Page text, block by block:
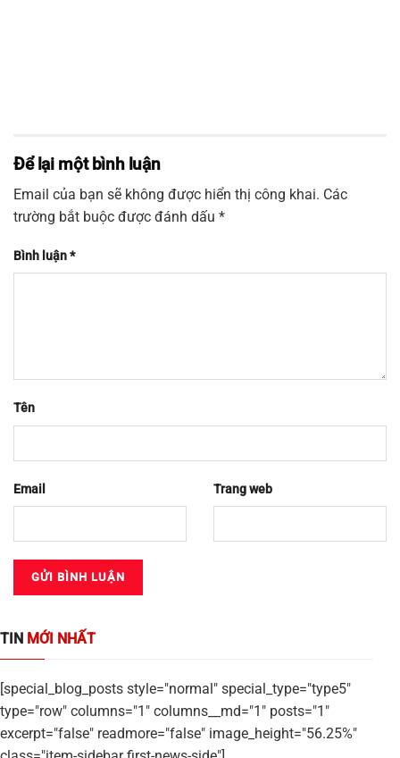
Để lại một bình luận
Email của bạn sẽ không được hiển thị công khai. Các
trường bắt buộc được đánh dấu *
Bình luận*
Tên
Email Trang web
TIN MỚI NHẤT
[special_blog_posts style="normal" special_type="type5"
type="row" columns="1" columns__md="1" posts="1"
excerpt="false" readmore="false" image_height="56.25%"